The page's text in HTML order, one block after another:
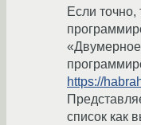
Если точно,
https://
список как